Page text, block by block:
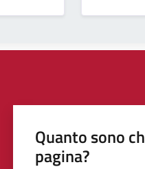
Quanto sono
pagina?